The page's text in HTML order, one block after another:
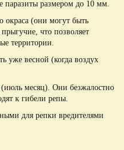
паразиты размером до 10 мм.
окраса (они могут быть
что позволяет
территории.
уже весной (когда воздух
месяц). Они безжалостно
к гибели репы.
для репки вредителями